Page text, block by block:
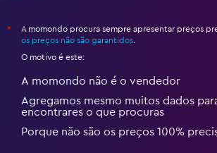
*
A momondo procura sempre apresentar preços
os preços não são garantidos.
O motivo é este:
A momondo não é o vendedor
Agregamos mesmo muitos dados
encontrares o que procuras
Porque não são os preços 100%